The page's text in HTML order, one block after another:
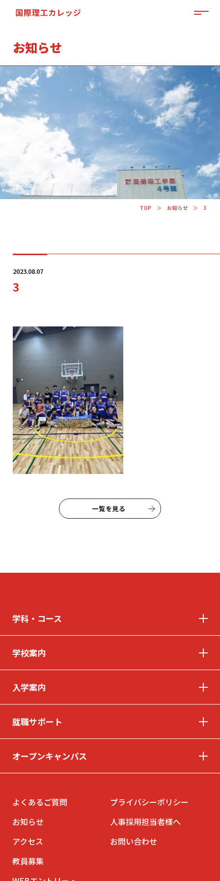
「来て」「見て」「体験」しよう
OPEN CAMPUS
入学案内
就職サポート
オープンキャンパス
よくあるご質問
お知らせ
プライバシーポリシー
人事採用担当者様へ
留学生の方へ
〒263-0025 千葉市稲毛区穴川町386
Tel . 043-307-1819 / Fax . 043-307-6070
© INTERNATIONAL TECHNICAL COLLEGE All rights reserved.
お知らせ
TOP お知らせ 3
2023.08.07
3
一覧を見る
学科・コース
学校案内
入学案内
就職サポート
オープンキャンパス
よくあるご質問
お知らせ
アクセス
教員募集
プライバシーポリシー
人事採用担当者様へ
お問い合わせ